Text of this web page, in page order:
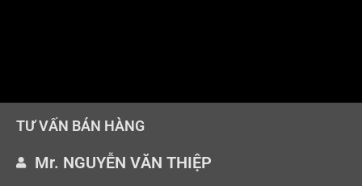
TƯ VẤN BÁN HÀNG
Mr. NGUYỄN VĂN THIỆP